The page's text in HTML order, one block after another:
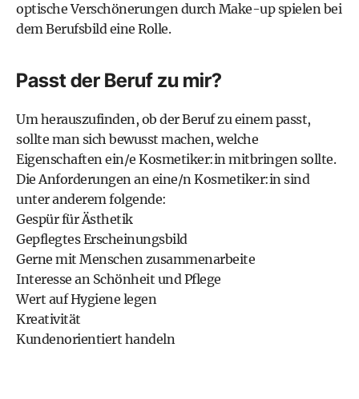
optische Verschönerungen durch Make-up spielen bei
dem Berufsbild eine Rolle.
Passt der Beruf zu mir?
Um herauszufinden, ob der Beruf zu einem passt,
sollte man sich bewusst machen, welche
Eigenschaften ein/e Kosmetiker:in mitbringen sollte.
Die Anforderungen an eine/n Kosmetiker:in sind
unter anderem folgende:
Gespür für Ästhetik
Gepflegtes Erscheinungsbild
Gerne mit Menschen zusammenarbeite
Interesse an Schönheit und Pflege
Wert auf Hygiene legen
Kreativität
Kundenorientiert handeln